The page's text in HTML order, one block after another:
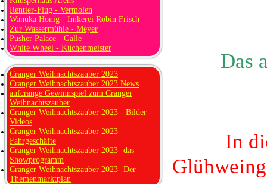
Das
In
Rentier-Flug - Vermolen
Wanuka Honig - Imkerei Robin Frisch
Zur Wassermühle - Meyer
Pusher Palace - Galle
White Wheel - Küchenmeister
Cranger Weihnachtszauber 2023
Cranger Weihnachtszauber 2023 News
aufcrange Gewinnspiel zum Cranger
Weihnachtszauber
Cranger Weihnachtszauber 2023 - Bilder -
Videos
Cranger Weihnachtszauber 2023-
Fahrgeschäfte
Cranger Weihnachtszauber 2023- das
Showprogramm
Cranger Weihnachtszauber 2023- Der
Themenmarktplan